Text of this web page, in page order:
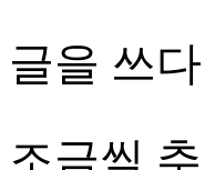
글을 쓰
조금씩